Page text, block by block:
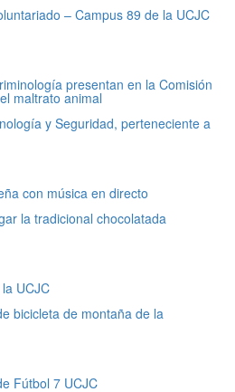
– Campus 89 de la UCJC
presentan en la Comisión
maltrato animal
y Seguridad, perteneciente a
con música en directo
la tradicional chocolatada
UCJC
bicicleta de montaña de la
Fútbol 7 UCJC